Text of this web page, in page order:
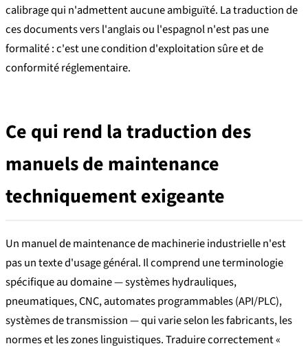
calibrage qui n'admettent aucune ambiguïté. La traduction de
ces documents vers l'anglais ou l'espagnol n'est pas une
formalité : c'est une condition d'exploitation sûre et de
conformité réglementaire.
Ce qui rend la traduction des
manuels de maintenance
techniquement exigeante
Un manuel de maintenance de machinerie industrielle n'est
pas un texte d'usage général. Il comprend une terminologie
spécifique au domaine — systèmes hydrauliques,
pneumatiques, CNC, automates programmables (API/PLC),
systèmes de transmission — qui varie selon les fabricants, les
normes et les zones linguistiques. Traduire correctement «